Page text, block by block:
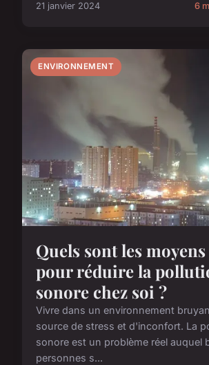
21 janvier 2024 6
ENVIRONNEMENT
Quels sont les
pour réduire la
sonore chez soi ?
Vivre dans un environnement
source de stress et d'inconfort. La
sonore est un problème réel auquel
personnes s...